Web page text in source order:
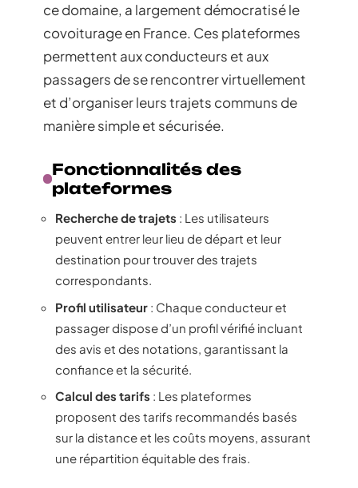
ce domaine, a largement démocratisé le
covoiturage en France. Ces plateformes
permettent aux conducteurs et aux
passagers de se rencontrer virtuellement
et d’organiser leurs trajets communs de
manière simple et sécurisée.
Fonctionnalités des
plateformes
Recherche de trajets : Les utilisateurs
peuvent entrer leur lieu de départ et leur
destination pour trouver des trajets
correspondants.
Profil utilisateur : Chaque conducteur et
passager dispose d’un profil vérifié incluant
des avis et des notations, garantissant la
confiance et la sécurité.
Calcul des tarifs : Les plateformes
proposent des tarifs recommandés basés
sur la distance et les coûts moyens, assurant
une répartition équitable des frais.